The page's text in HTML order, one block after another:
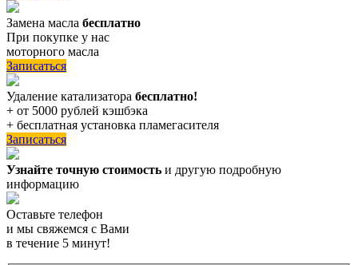
Замена масла бесплатно
При покупке у нас
моторного масла
Записаться
Удаление катализатора бесплатно!
+ от 5000 рублей кэшбэка
+ бесплатная установка пламегасителя
Записаться
Узнайте точную стоимость и другую подробную
информацию
Оставьте телефон
и мы свяжемся с Вами
в течение 5 минут!